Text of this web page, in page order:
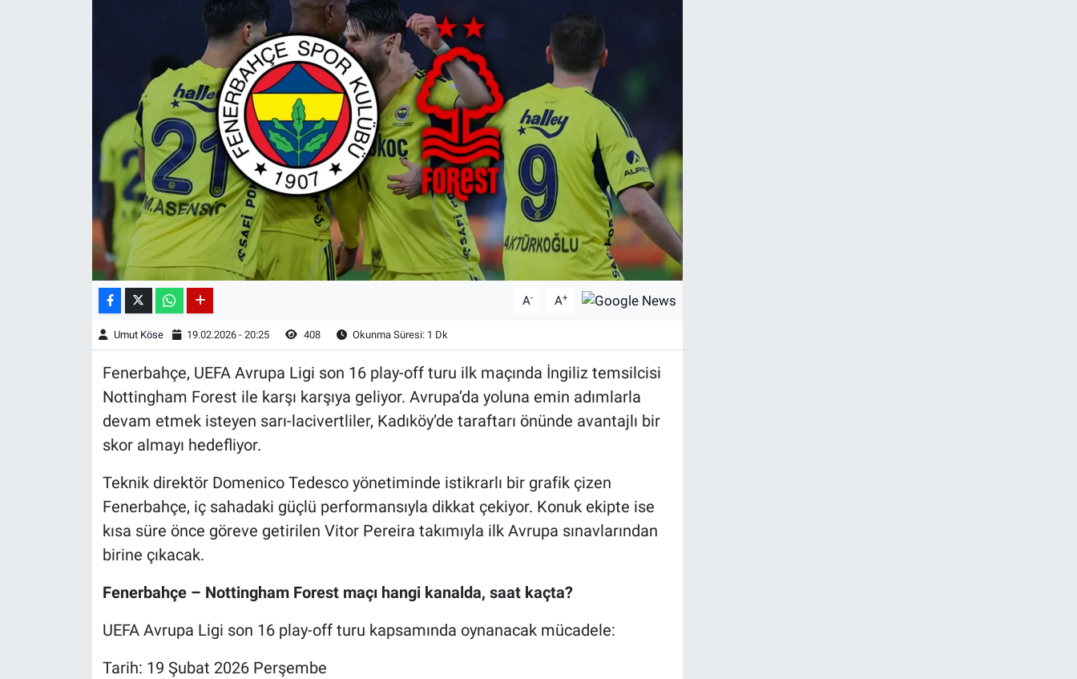
A- A+
Umut Köse 19.02.2026 - 20:25 408 Okunma Süresi: 1 Dk
Fenerbahçe, UEFA Avrupa Ligi son 16 play-off turu ilk maçında İngiliz temsilcisi
Nottingham Forest ile karşı karşıya geliyor. Avrupa’da yoluna emin adımlarla
devam etmek isteyen sarı-lacivertliler, Kadıköy’de taraftarı önünde avantajlı bir
skor almayı hedefliyor.
Teknik direktör Domenico Tedesco yönetiminde istikrarlı bir grafik çizen
Fenerbahçe, iç sahadaki güçlü performansıyla dikkat çekiyor. Konuk ekipte ise
kısa süre önce göreve getirilen Vitor Pereira takımıyla ilk Avrupa sınavlarından
birine çıkacak.
Fenerbahçe – Nottingham Forest maçı hangi kanalda, saat kaçta?
UEFA Avrupa Ligi son 16 play-off turu kapsamında oynanacak mücadele:
Tarih: 19 Şubat 2026 Perşembe